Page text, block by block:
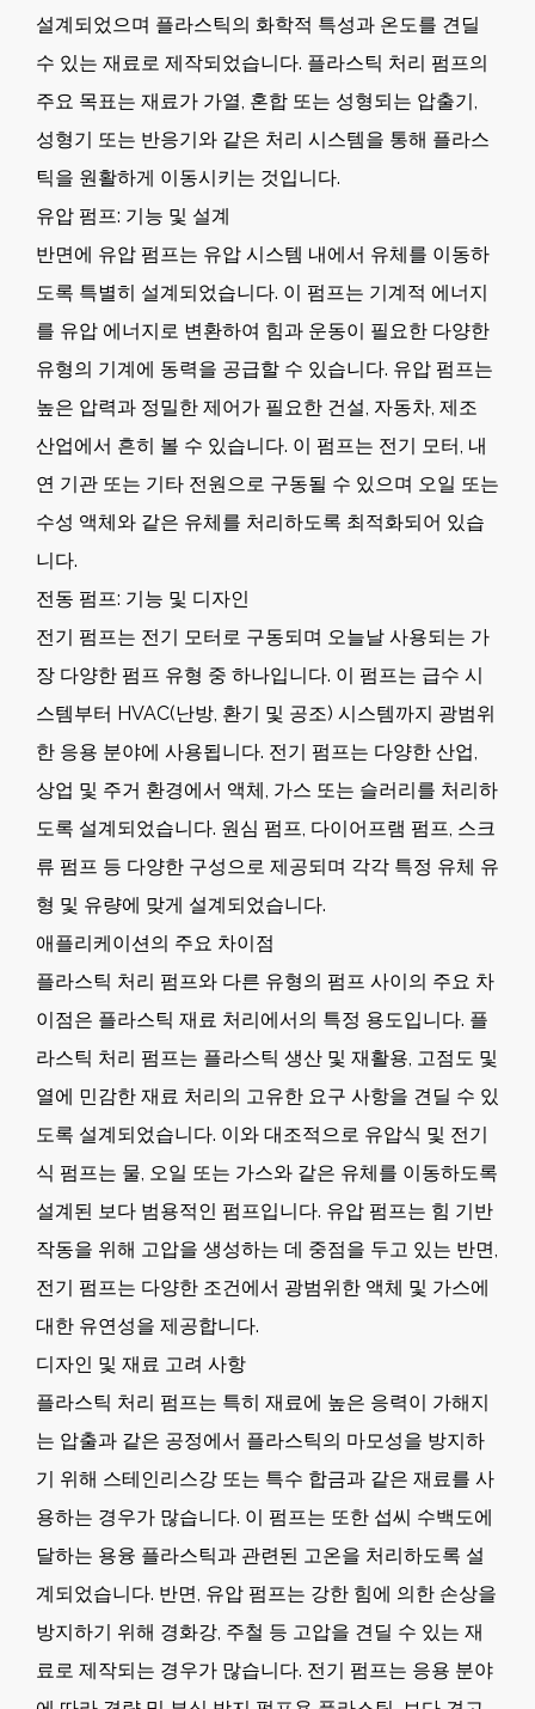
설계되었으며 플라스틱의 화학적 특성과 온도를 견딜
수 있는 재료로 제작되었습니다. 플라스틱 처리 펌프의
주요 목표는 재료가 가열, 혼합 또는 성형되는 압출기,
성형기 또는 반응기와 같은 처리 시스템을 통해 플라스
틱을 원활하게 이동시키는 것입니다.
유압 펌프: 기능 및 설계
반면에 유압 펌프는 유압 시스템 내에서 유체를 이동하
도록 특별히 설계되었습니다. 이 펌프는 기계적 에너지
를 유압 에너지로 변환하여 힘과 운동이 필요한 다양한
유형의 기계에 동력을 공급할 수 있습니다. 유압 펌프는
높은 압력과 정밀한 제어가 필요한 건설, 자동차, 제조
산업에서 흔히 볼 수 있습니다. 이 펌프는 전기 모터, 내
연 기관 또는 기타 전원으로 구동될 수 있으며 오일 또는
수성 액체와 같은 유체를 처리하도록 최적화되어 있습
니다.
전동 펌프: 기능 및 디자인
전기 펌프는 전기 모터로 구동되며 오늘날 사용되는 가
장 다양한 펌프 유형 중 하나입니다. 이 펌프는 급수 시
스템부터 HVAC(난방, 환기 및 공조) 시스템까지 광범위
한 응용 분야에 사용됩니다. 전기 펌프는 다양한 산업,
상업 및 주거 환경에서 액체, 가스 또는 슬러리를 처리하
도록 설계되었습니다. 원심 펌프, 다이어프램 펌프, 스크
류 펌프 등 다양한 구성으로 제공되며 각각 특정 유체 유
형 및 유량에 맞게 설계되었습니다.
애플리케이션의 주요 차이점
플라스틱 처리 펌프와 다른 유형의 펌프 사이의 주요 차
이점은 플라스틱 재료 처리에서의 특정 용도입니다. 플
라스틱 처리 펌프는 플라스틱 생산 및 재활용, 고점도 및
열에 민감한 재료 처리의 고유한 요구 사항을 견딜 수 있
도록 설계되었습니다. 이와 대조적으로 유압식 및 전기
식 펌프는 물, 오일 또는 가스와 같은 유체를 이동하도록
설계된 보다 범용적인 펌프입니다. 유압 펌프는 힘 기반
작동을 위해 고압을 생성하는 데 중점을 두고 있는 반면,
전기 펌프는 다양한 조건에서 광범위한 액체 및 가스에
대한 유연성을 제공합니다.
디자인 및 재료 고려 사항
플라스틱 처리 펌프는 특히 재료에 높은 응력이 가해지
는 압출과 같은 공정에서 플라스틱의 마모성을 방지하
기 위해 스테인리스강 또는 특수 합금과 같은 재료를 사
용하는 경우가 많습니다. 이 펌프는 또한 섭씨 수백도에
달하는 용융 플라스틱과 관련된 고온을 처리하도록 설
계되었습니다. 반면, 유압 펌프는 강한 힘에 의한 손상을
방지하기 위해 경화강, 주철 등 고압을 견딜 수 있는 재
료로 제작되는 경우가 많습니다. 전기 펌프는 응용 분야